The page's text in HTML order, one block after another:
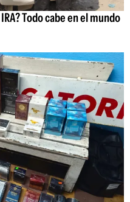
Todo cabe en el mundo